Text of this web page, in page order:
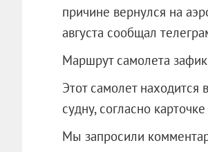
причине вернулся на
августа сообщал
Маршрут самолета
Этот самолет находится
судну, согласно
Мы запросили